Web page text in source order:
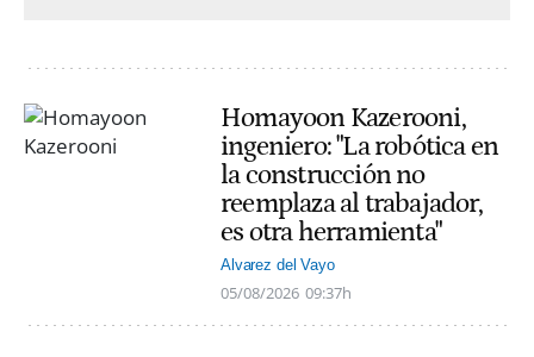
Homayoon Kazerooni,
ingeniero: "La robótica en
la construcción no
reemplaza al trabajador,
es otra herramienta"
Alvarez del Vayo
05/08/2026 09:37h